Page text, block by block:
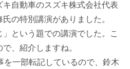
自動車のスズキ株式会社代表
の特別講演がありました。
」という題での講演でした。こ
、紹介しますね。
を一部転記しているので、鈴木